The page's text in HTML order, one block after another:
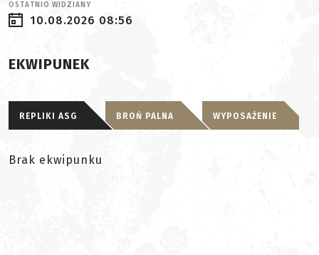
OSTATNIO WIDZIANY
10.08.2026 08:56
EKWIPUNEK
REPLIKI ASG BROŃ PALNA WYPOSAŻENIE
Brak ekwipunku